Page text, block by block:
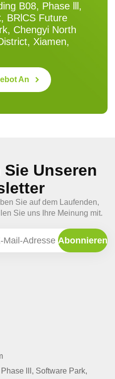
B08, Phase lll,
BRlCS Future
Chengyi North
Xiamen,
An
Unseren
Sie auf dem Laufenden,
Sie uns Ihre Meinung mit.
lll, Software Park,